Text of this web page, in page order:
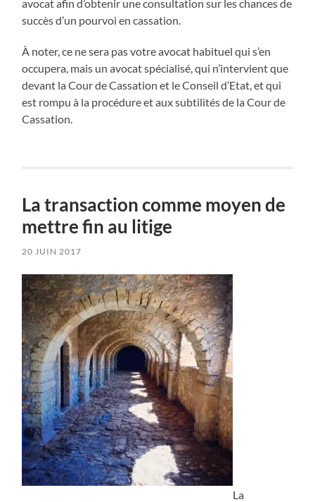
avocat afin d’obtenir une consultation sur les chances de
succès d’un pourvoi en cassation.
À noter, ce ne sera pas votre avocat habituel qui s’en
occupera, mais un avocat spécialisé, qui n’intervient que
devant la Cour de Cassation et le Conseil d’Etat, et qui
est rompu à la procédure et aux subtilités de la Cour de
Cassation.
La transaction comme moyen de
mettre fin au litige
20 JUIN 2017
La